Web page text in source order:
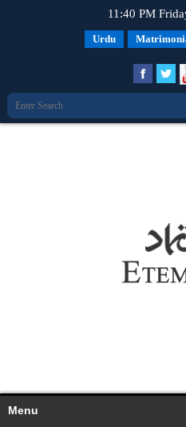
11:40 PM
Urdu
Menu